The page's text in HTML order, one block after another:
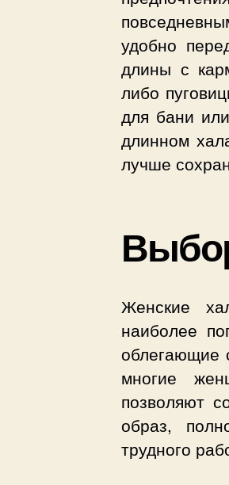
удобно
длины с
либо
для бани
длинном
лучше
Женские
наиболее
облегающие
многие
позволяют
образ,
трудного